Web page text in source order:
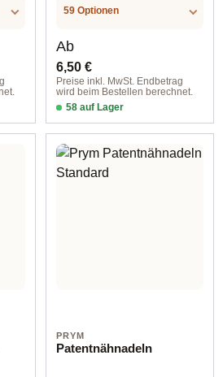
59 Optionen
Regulärer Preis:
Ab
6,50 €
Preise inkl. MwSt. Endbetrag
wird beim Bestellen berechnet.
58 auf Lager
Black Swivel / 40 cm / 9 cm
PRYM
Patentnähnadeln